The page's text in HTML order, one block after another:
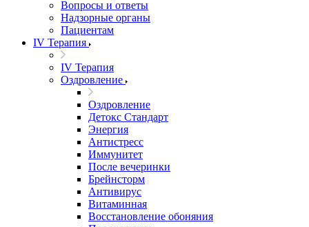
Вопросы и ответы
Надзорные органы
Пациентам
IV Терапия
IV Терапия
Оздровление
Оздровление
Детокс Стандарт
Энергия
Антистресс
Иммунитет
После вечеринки
Брейнсторм
Антивирус
Витаминная
Восстановление обоняния